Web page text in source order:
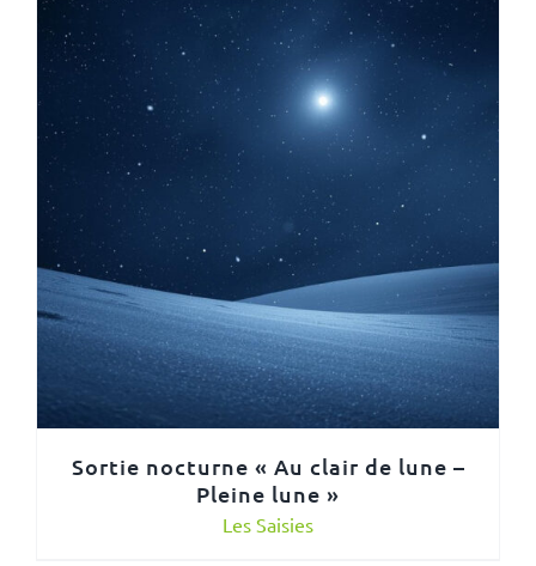
Sortie nocturne « Au clair de lune –
Pleine lune »
Les Saisies